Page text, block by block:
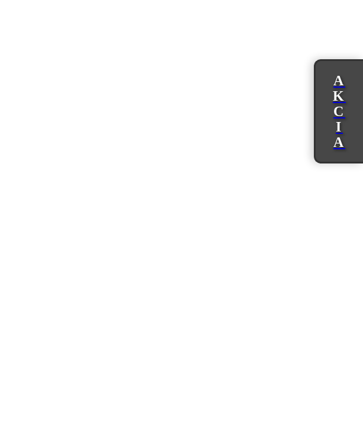
A
K
C
I
A